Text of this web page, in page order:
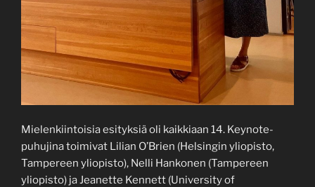
Mielenkiintoisia esityksiä oli kaikkiaan 14. Keynote-
puhujina toimivat Lilian O’Brien (Helsingin yliopisto,
Tampereen yliopisto), Nelli Hankonen (Tampereen
yliopisto) ja Jeanette Kennett (University of